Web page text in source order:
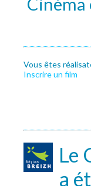
Vous êtes
Inscrire un film
Le
a